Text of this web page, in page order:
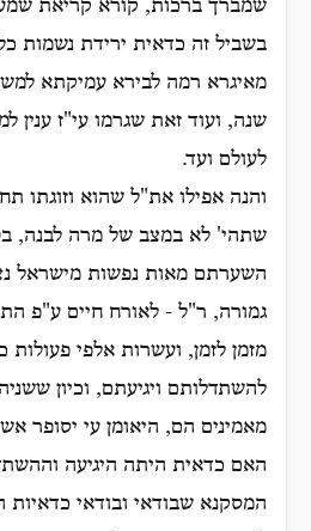
שמברך ברכות, קורא קריאת
בשביל זה כדאית ירידת נשמות
מאיגרא רמה לבירא עמיקתא
שנה, ועוד זאת שגרמו עי"ז ענין
לעולם ועד.
והנה אפילו את"ל שהוא וזוגתו
שתהי' לא במצב של מרה לבנה,
השערתם מאות נפשות מישראל
גמורה, ר"ל - לאורח חיים ע"פ
מזמן לזמן, ועשרות אלפי פעולות
להשתדלותם ויגיעתם, וכיון
מאמינים הם, היאומן עי יסופר
האם כדאית היתה היגיעה
המסקנא שבודאי ובודאי כדאיות